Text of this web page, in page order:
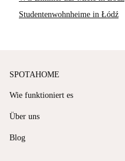
Studentenwohnheime in Łódź
SPOTAHOME
Wie funktioniert es
Über uns
Blog